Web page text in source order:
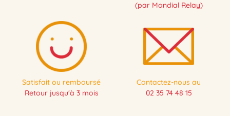
(par Mondial Relay)
Satisfait ou remboursé
Retour jusqu'à 3 mois
Contactez-nous au
02 35 74 48 15